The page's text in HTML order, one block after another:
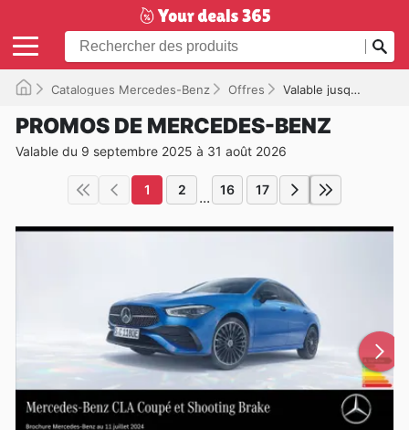
Catalogues Mercedes-Benz Offres Valable jusqu'à 31/08/2026
PROMOS DE MERCEDES-BENZ
Valable du 9 septembre 2025 à 31 août 2026
1 2 ... 16 17